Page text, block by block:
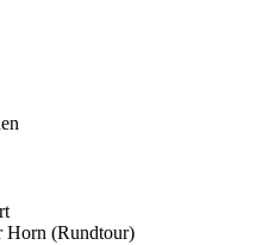
Horn (Rundtour)